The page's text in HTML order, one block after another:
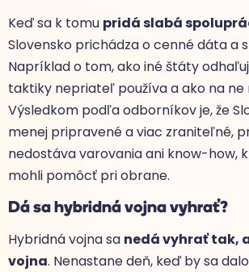
Keď sa k tomu pridá slabá
Slovensko prichádza o cenné dáta a
Napríklad o tom, ako iné štáty
taktiky nepriateľ používa a ako na ne
Výsledkom podľa odborníkov je, že
menej pripravené a viac zraniteľné,
nedostáva varovania ani know-how,
mohli pomôcť pri obrane.
Dá sa hybridná vojna vyhrať?
Hybridná vojna sa nedá vyhrať tak,
vojna. Nenastane deň, keď by sa